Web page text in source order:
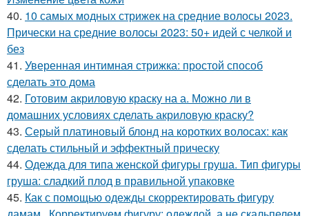
40. 10 самых модных стрижек на средние волосы 2023.
Прически на средние волосы 2023: 50+ идей с челкой и
без
41. Уверенная интимная стрижка: простой способ
сделать это дома
42. Готовим акриловую краску на а. Можно ли в
домашних условиях сделать акриловую краску?
43. Серый платиновый блонд на коротких волосах: как
сделать стильный и эффектный прическу
44. Одежда для типа женской фигуры груша. Тип фигуры
груша: сладкий плод в правильной упаковке
45. Как с помощью одежды скорректировать фигуру